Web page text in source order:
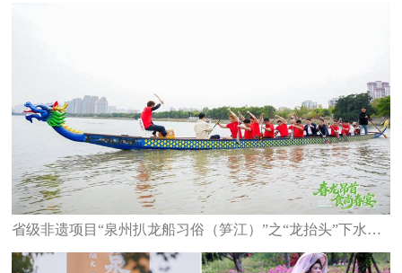
省级非遗项目“泉州扒龙船习俗（笋江）”之“龙抬头”下水仪式举行